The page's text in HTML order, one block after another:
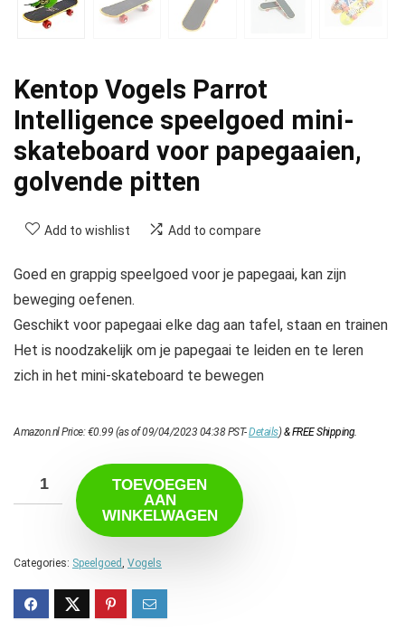
Kentop Vogels Parrot
Intelligence speelgoed mini-
skateboard voor papegaaien,
golvende pitten
Add to wishlist Add to compare
Goed en grappig speelgoed voor je papegaai, kan zijn
beweging oefenen.
Geschikt voor papegaai elke dag aan tafel, staan en trainen
Het is noodzakelijk om je papegaai te leiden en te leren
zich in het mini-skateboard te bewegen
Amazon.nl Price:€0.99 (as of 09/04/2023 04:38 PST-Details)&FREE Shipping.
TOEVOEGEN
AAN
WINKELWAGEN
Categories: Speelgoed, Vogels